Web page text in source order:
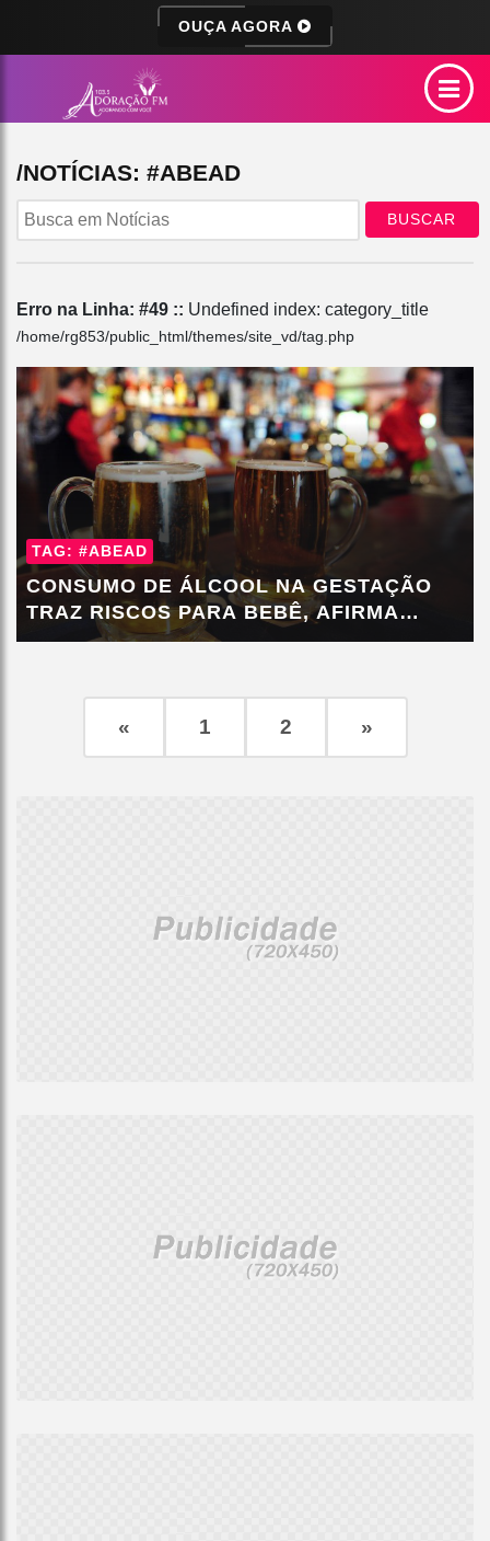
OUÇA AGORA
/NOTÍCIAS: #ABEAD
BUSCAR
Erro na Linha: #49 :: Undefined index: category_title
/home/rg853/public_html/themes/site_vd/tag.php
TAG: #ABEAD
CONSUMO DE ÁLCOOL NA GESTAÇÃO
TRAZ RISCOS PARA BEBÊ, AFIRMA
MÉDICA
« 1 2 »